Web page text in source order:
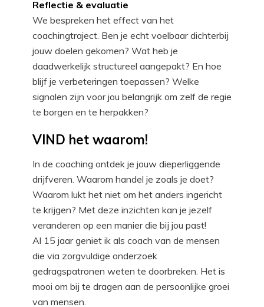
Reflectie & evaluatie
We bespreken het effect van het
coachingtraject. Ben je echt voelbaar dichterbij
jouw doelen gekomen? Wat heb je
daadwerkelijk structureel aangepakt? En hoe
blijf je verbeteringen toepassen? Welke
signalen zijn voor jou belangrijk om zelf de regie
te borgen en te herpakken?
VIND het waarom!
In de coaching ontdek je jouw dieperliggende
drijfveren. Waarom handel je zoals je doet?
Waarom lukt het niet om het anders ingericht
te krijgen? Met deze inzichten kan je jezelf
veranderen op een manier die bij jou past!
Al 15 jaar geniet ik als coach van de mensen
die via zorgvuldige onderzoek
gedragspatronen weten te doorbreken. Het is
mooi om bij te dragen aan de persoonlijke groei
van mensen.